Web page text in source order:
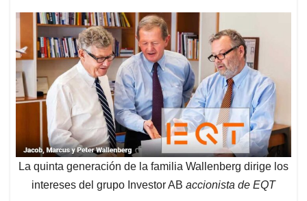
La quinta generación de la familia Wallenberg dirige los
intereses del grupo Investor AB accionista de EQT